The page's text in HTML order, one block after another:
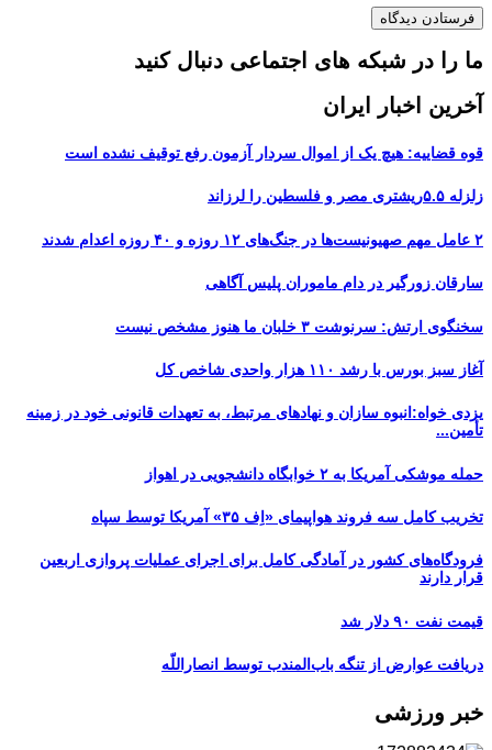
ما را در شبکه های اجتماعی دنبال کنید
آخرین اخبار ایران
قوه قضاییه: هیچ یک از اموال سردار آزمون رفع توقیف نشده است
زلزله ۵.۵ریشتری مصر و فلسطین را لرزاند
۲ عامل مهم صهیونیست‌ها در جنگ‌های ۱۲ روزه و ۴۰ روزه اعدام شدند
سارقان زورگیر در دام ماموران پلیس آگاهی
سخنگوی ارتش: سرنوشت ۳ خلبان ما هنوز مشخص نیست
آغاز سبز بورس با رشد ۱۱۰ هزار واحدی شاخص کل
یزدی خواه:انبوه سازان و نهادهای مرتبط، به تعهدات قانونی خود در زمینه
تأمین...
حمله موشکی آمریکا به ۲ خوابگاه دانشجویی در اهواز
تخریب کامل سه فروند هواپیمای «اِف ۳۵» آمریکا توسط سپاه
فرودگاه‌های کشور در آمادگی کامل برای اجرای عملیات پروازی اربعین
قرار دارند
قیمت نفت ۹۰ دلار شد
دریافت عوارض از تنگه باب‌المندب توسط انصاراللّه
خبر ورزشی